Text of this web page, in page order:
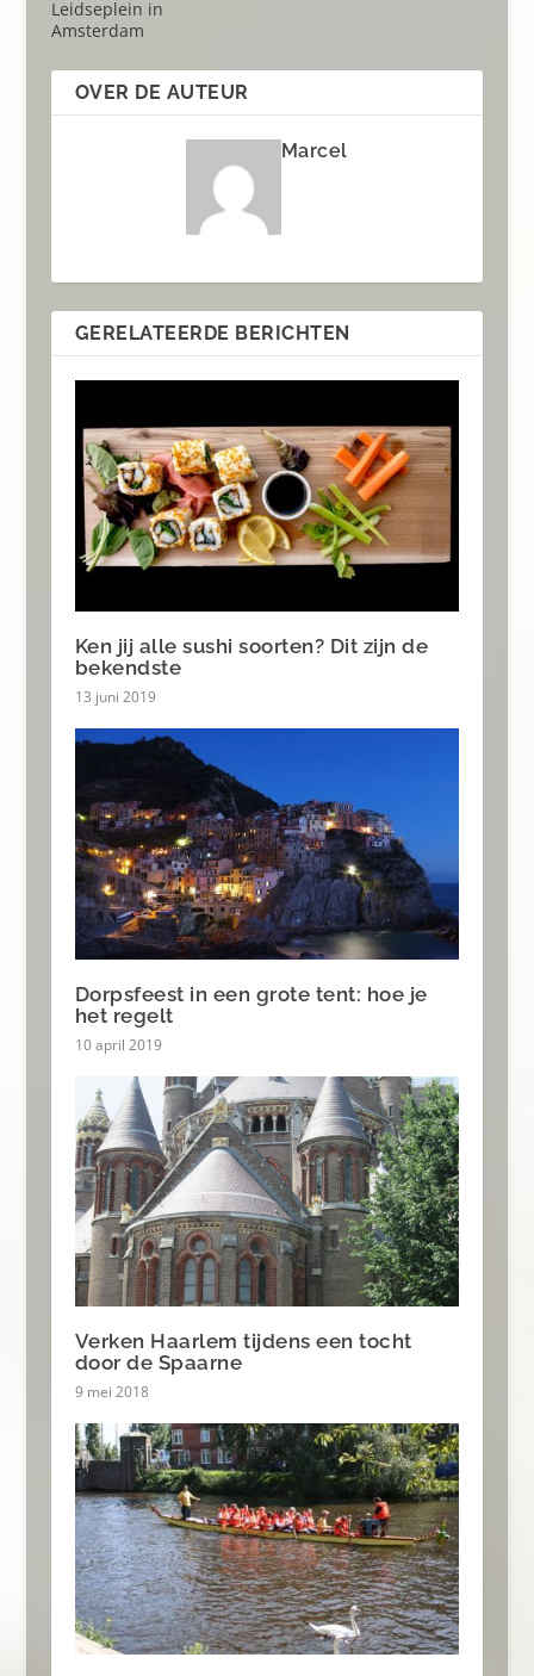
Leidseplein in
Amsterdam
OVER DE AUTEUR
Marcel
GERELATEERDE BERICHTEN
Ken jij alle sushi soorten? Dit zijn de
bekendste
13 juni 2019
Dorpsfeest in een grote tent: hoe je
het regelt
10 april 2019
Verken Haarlem tijdens een tocht
door de Spaarne
9 mei 2018